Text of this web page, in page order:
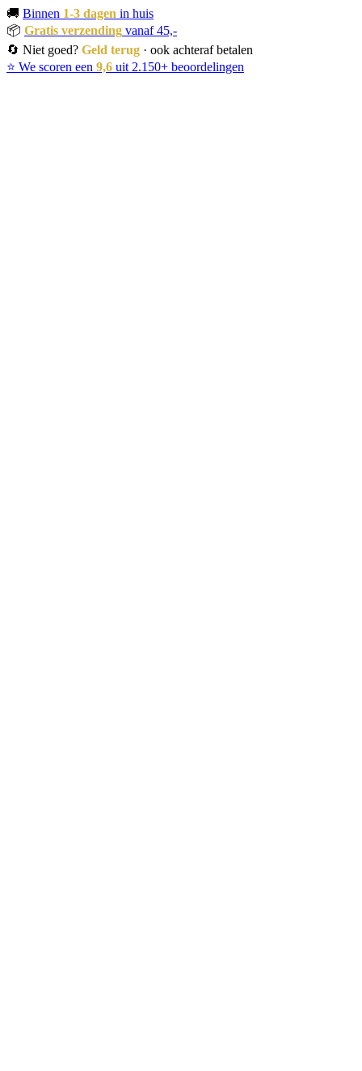
🚚 Binnen 1-3 dagen in huis
📦 Gratis verzending vanaf 45,-
🔄 Niet goed? Geld terug · ook achteraf betalen
⭐ We scoren een 9,6 uit 2.150+ beoordelingen